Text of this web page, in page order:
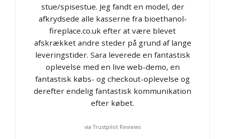
stue/spisestue. Jeg fandt en model, der
afkrydsede alle kasserne fra bioethanol-
fireplace.co.uk efter at være blevet
afskrækket andre steder på grund af lange
leveringstider. Sara leverede en fantastisk
oplevelse med en live web-demo, en
fantastisk købs- og checkout-oplevelse og
derefter endelig fantastisk kommunikation
efter købet.
via Trustpilot Reviews